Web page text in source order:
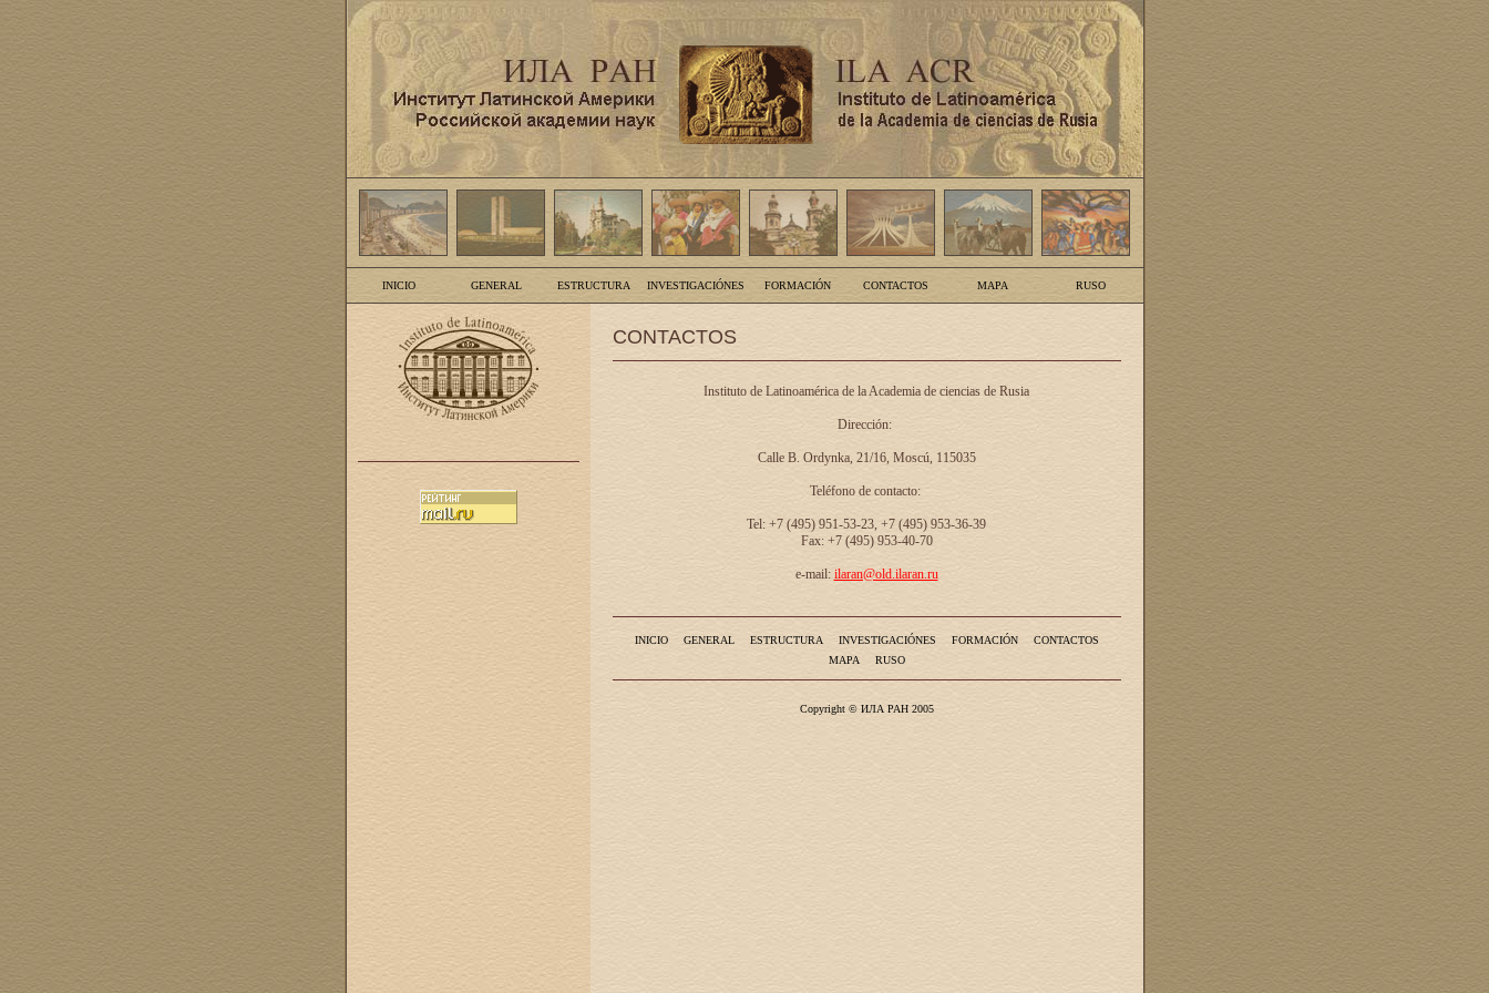
INICIO GENERAL ESTRUCTURA INVESTIGACIÓNES FORMACIÓN CONTACTOS MAPA RUSO
CONTACTOS
Instituto de Latinoamérica de la Academia de ciencias de Rusia
Dirección:
Calle B. Ordynka, 21/16, Moscú, 115035
Teléfono de contacto:
Tel: +7 (495) 951-53-23, +7 (495) 953-36-39
Fax: +7 (495) 953-40-70
e-mail: ilaran@old.ilaran.ru
INICIO GENERAL ESTRUCTURA INVESTIGACIÓNES FORMACIÓN
CONTACTOS
MAPA
RUSO
Copyright © ИЛА РАН 2005